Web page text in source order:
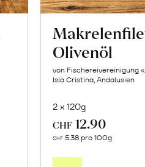
Olivenöl
von Fischereivereinigung
Isla Cristina, Andalusien
2 x 120g
CHF 12.90
CHF 5.38 pro 100g